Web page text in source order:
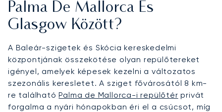
Palma De Mallorca És
Glasgow Között?
A Baleár-szigetek és Skócia kereskedelmi
központjának összekötése olyan repülőtereket
igényel, amelyek képesek kezelni a változatos
szezonális keresletet. A sziget fővárosától 8 km-
re találhatóPalma de Mallorca-i repülőtér privát
forgalma a nyári hónapokban éri el a csúcsot, míg